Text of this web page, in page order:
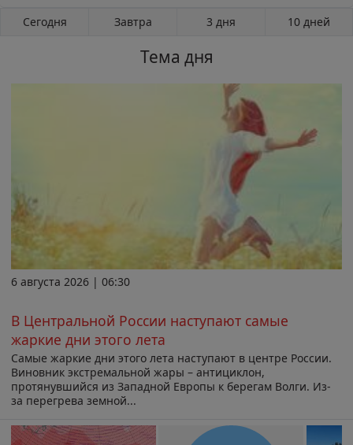
Сегодня Завтра 3 дня 10 дней
Тема дня
6 августа 2026 | 06:30
В Центральной России наступают самые
жаркие дни этого лета
Самые жаркие дни этого лета наступают в центре России.
Виновник экстремальной жары – антициклон,
протянувшийся из Западной Европы к берегам Волги. Из-
за перегрева земной...